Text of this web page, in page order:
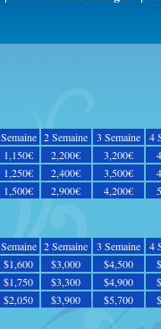
Semaine 2 Semaine 3 Semaine
4
1,150€ 2,200€ 3,200€
1,250€ 2,400€ 3,500€
1,500€ 2,900€ 4,200€
Semaine 2 Semaine 3 Semaine
4
$1,600 $3,000 $4,500
$1,750 $3,300 $4,900
$2,050 $3,900 $5,700